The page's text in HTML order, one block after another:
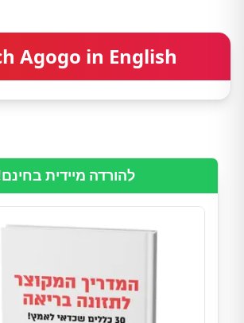
Agogo in English
להורדה מיידית